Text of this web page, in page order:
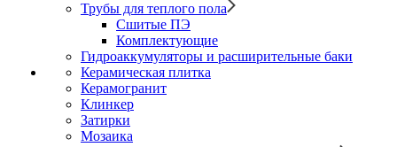
Трубы для теплого пола
Сшитые ПЭ
Комплектующие
Гидроаккумуляторы и расширительные баки
Керамическая плитка
Керамогранит
Клинкер
Затирки
Мозаика